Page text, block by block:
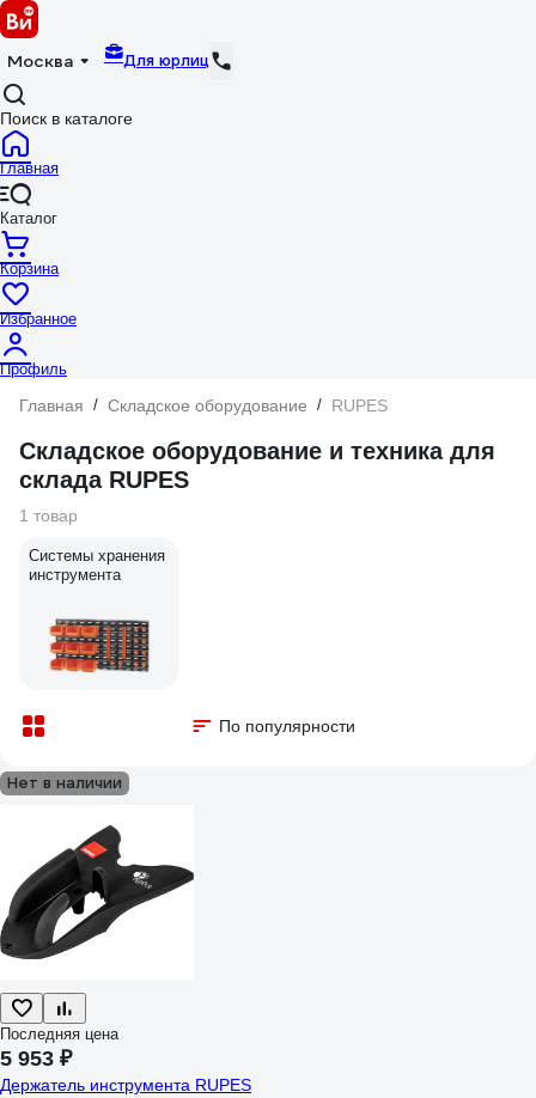
Москва Для юрлиц
Поиск в каталоге
Главная
Каталог
Корзина
Избранное
Профиль
Главная / Складское оборудование / RUPES
Складское оборудование и техника для
склада RUPES
1 товар
Системы хранения
инструмента
По популярности
Нет в наличии
Последняя цена
5 953 ₽
Держатель инструмента RUPES